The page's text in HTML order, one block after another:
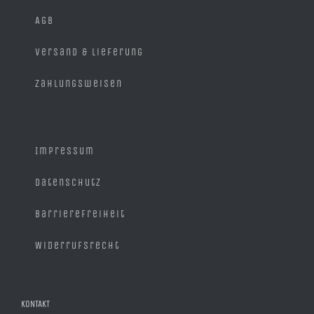
AGB
Versand & Lieferung
Zahlungsweisen
Impressum
Datenschutz
Barrierefreiheit
Widerrufsrecht
KONTAKT